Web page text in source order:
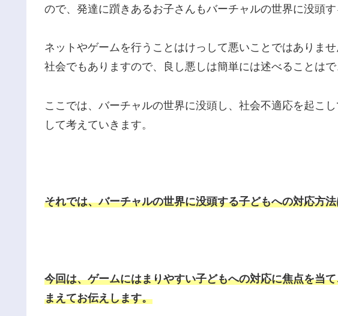
ので、発達に躓きあるお子さんもバーチャルの世界に没頭
ネットやゲームを行うことはけっして悪いことではありま
社会でもありますので、良し悪しは簡単には述べることはで
ここでは、バーチャルの世界に没頭し、社会不適応を起こ
して考えていきます。
それでは、バーチャルの世界に没頭する子どもへの対応方
今回は、ゲームにはまりやすい子どもへの対応に焦点を当
まえてお伝えします。